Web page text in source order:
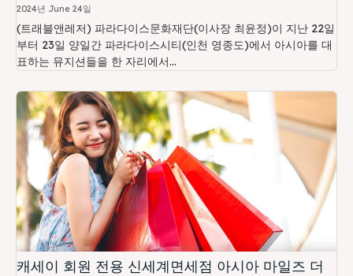
2024년 June 24일
(트래블앤레저) 파라다이스문화재단(이사장 최윤정)이 지난 22일
부터 23일 양일간 파라다이스시티(인천 영종도)에서 아시아를 대
표하는 뮤지션들을 한 자리에서...
캐세이 회원 전용 신세계면세점 아시아 마일즈 더